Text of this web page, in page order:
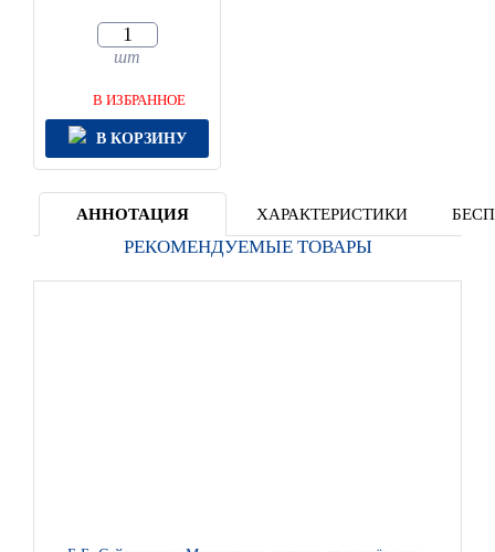
шт
В ИЗБРАННОЕ
В КОРЗИНУ
АННОТАЦИЯ ХАРАКТЕРИСТИКИ
РЕКОМЕНДУЕМЫЕ ТОВАРЫ